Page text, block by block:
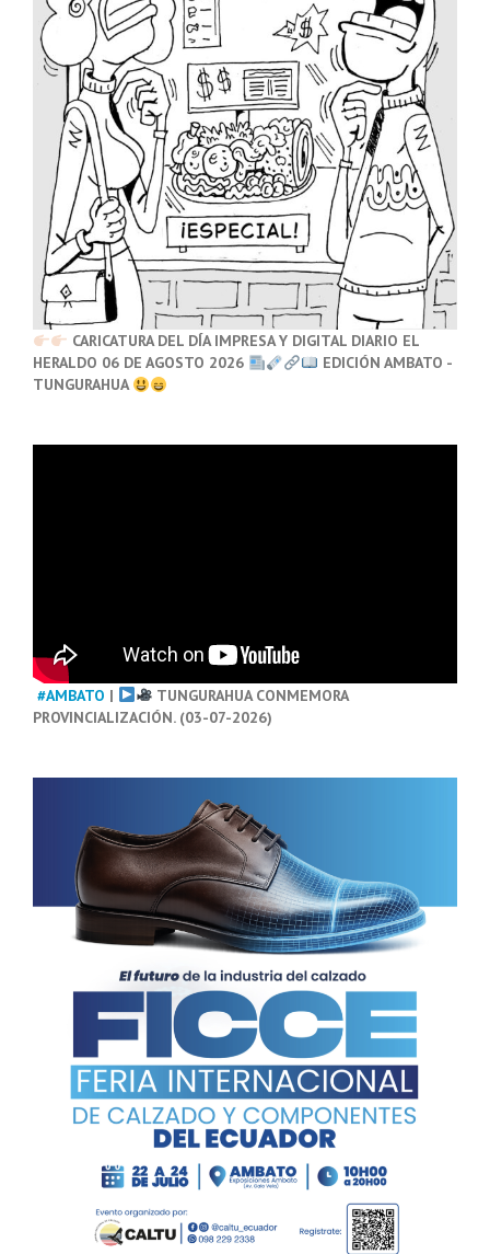
CARICATURA DEL DÍA IMPRESA Y DIGITAL DIARIO EL
HERALDO 06 DE AGOSTO 2026
EDICIÓN AMBATO -
TUNGURAHUA
#AMBATO |
TUNGURAHUA CONMEMORA
PROVINCIALIZACIÓN. (03-07-2026)